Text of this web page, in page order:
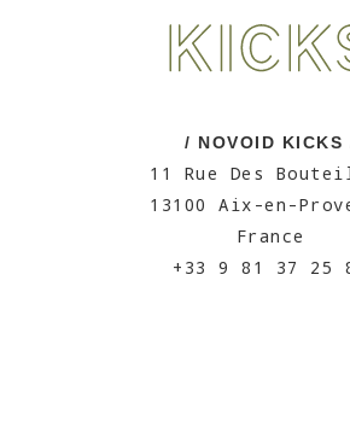
/ NOVOID KICKS
11 Rue Des
13100 Aix-en-
France
+33 9 81 37 25